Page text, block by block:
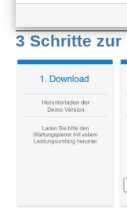
3 Schritte zur